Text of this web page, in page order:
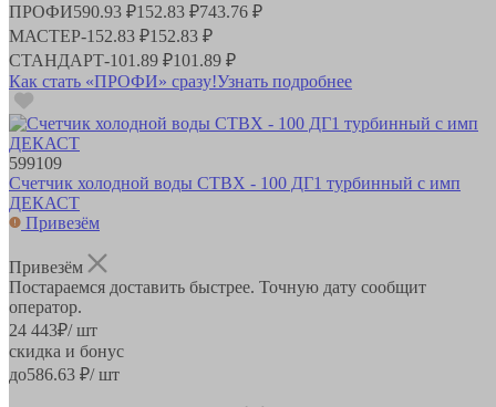
ПРОФИ590.93 ₽152.83 ₽743.76 ₽
МАСТЕР-152.83 ₽152.83 ₽
СТАНДАРТ-101.89 ₽101.89 ₽
Как стать «ПРОФИ» сразу!Узнать подробнее
599109
Счетчик холодной воды СТВХ - 100 ДГ1 турбинный с имп
ДЕКАСТ
Привезём
Привезём
Постараемся доставить быстрее. Точную дату сообщит
оператор.
24 443₽/ шт
скидка и бонус
до586.63 ₽/ шт